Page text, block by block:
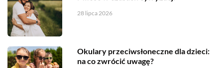
28 lipca 2026
Okulary przeciwsłoneczne dla dzieci:
na co zwrócić uwagę?